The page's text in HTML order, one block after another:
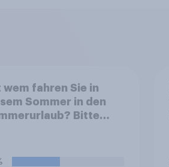
wem fahren Sie in
Sommer in den
Bitte